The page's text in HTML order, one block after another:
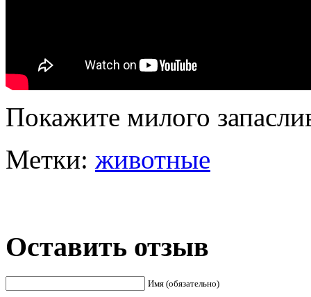
Покажите милого
Метки: животные
Оставить отзыв
Имя (обязательно)